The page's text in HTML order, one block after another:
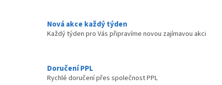
Nová akce každý týden
Každý týden pro Vás připravíme novou zajímavou akci
Doručení PPL
Rychlé doručení přes společnost PPL